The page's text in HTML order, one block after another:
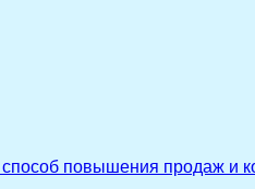
повышения продаж и